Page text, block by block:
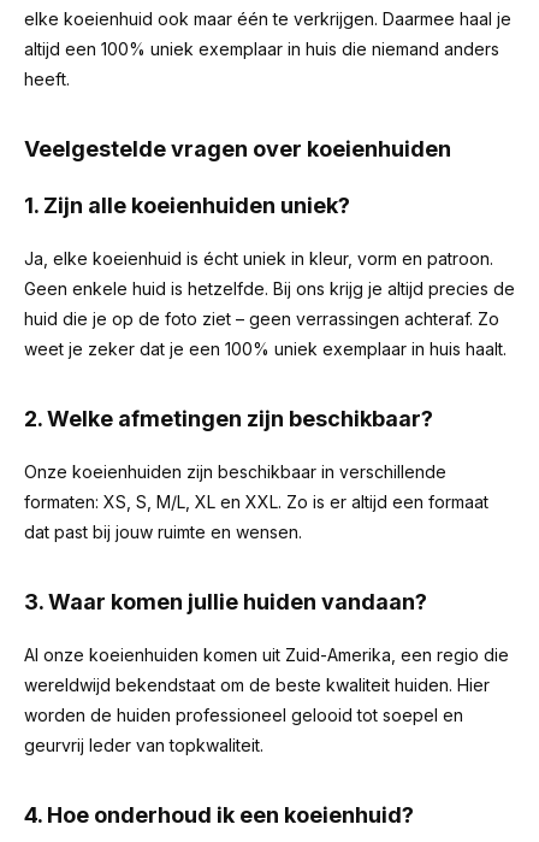
elke koeienhuid ook maar één te verkrijgen. Daarmee haal je
altijd een 100% uniek exemplaar in huis die niemand anders
heeft.
Veelgestelde vragen over koeienhuiden
1. Zijn alle koeienhuiden uniek?
Ja, elke koeienhuid is écht uniek in kleur, vorm en patroon.
Geen enkele huid is hetzelfde. Bij ons krijg je altijd precies de
huid die je op de foto ziet – geen verrassingen achteraf. Zo
weet je zeker dat je een 100% uniek exemplaar in huis haalt.
2. Welke afmetingen zijn beschikbaar?
Onze koeienhuiden zijn beschikbaar in verschillende
formaten: XS, S, M/L, XL en XXL. Zo is er altijd een formaat
dat past bij jouw ruimte en wensen.
3. Waar komen jullie huiden vandaan?
Al onze koeienhuiden komen uit Zuid-Amerika, een regio die
wereldwijd bekendstaat om de beste kwaliteit huiden. Hier
worden de huiden professioneel gelooid tot soepel en
geurvrij leder van topkwaliteit.
4. Hoe onderhoud ik een koeienhuid?